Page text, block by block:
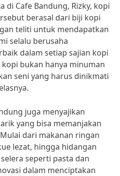
Cafe Bandung, Rizky, kopi
berasal dari biji kopi
teliti untuk mendapatkan
selalu berusaha
dalam setiap sajian kopi
bukan hanya minuman
seni yang harus dinikmati
juga menyajikan
yang bisa memanjakan
dari makanan ringan
lezat, hingga hidangan
seperti pasta dan
dalam menciptakan